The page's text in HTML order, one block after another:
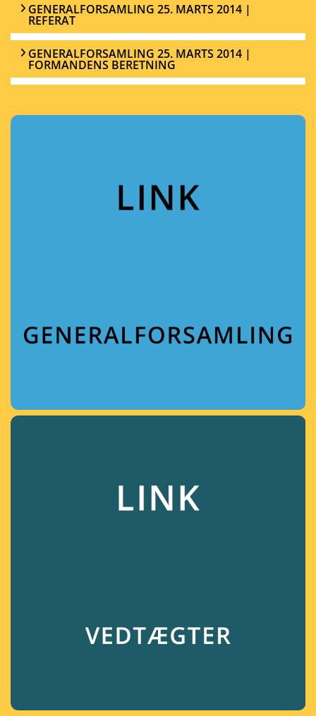
GENERALFORSAMLING 25. MARTS 2014 |
REFERAT
GENERALFORSAMLING 25. MARTS 2014 |
FORMANDENS BERETNING